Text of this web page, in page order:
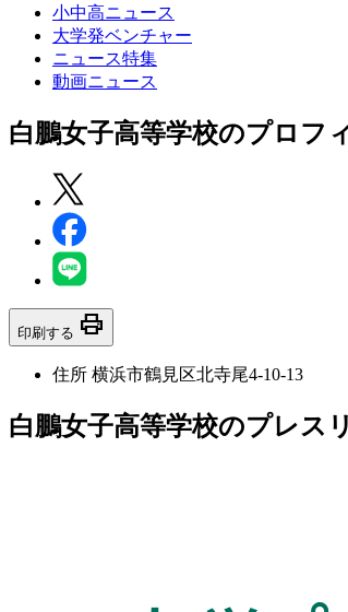
小中高ニュース
大学発ベンチャー
ニュース特集
動画ニュース
白鵬女子高等学校のプロフ
印刷する print
住所 横浜市鶴見区北寺尾4-10-13
白鵬女子高等学校のプレス